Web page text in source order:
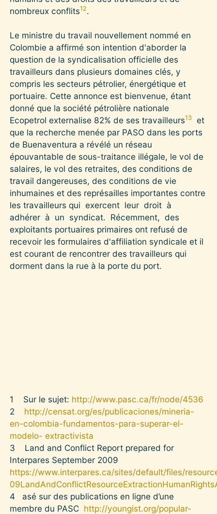
nombreux conflits12.
Le ministre du travail nouvellement nommé en
Colombie a affirmé son intention d'aborder la
question de la syndicalisation officielle des
travailleurs dans plusieurs domaines clés, y
compris les secteurs pétrolier, énergétique et
portuaire. Cette annonce est bienvenue, étant
donné que la société pétrolière nationale
Ecopetrol externalise 82% de ses travailleurs13
et
que la recherche menée par PASO dans les ports
de Buenaventura a révélé un réseau
épouvantable de sous-traitance illégale, le vol de
salaires, le vol des retraites, des conditions de
travail dangereuses, des conditions de vie
inhumaines et des représailles importantes contre
les travailleurs qui exercent leur droit à
adhérer à un syndicat. Récemment, des
exploitants portuaires primaires ont refusé de
recevoir les formulaires d'affiliation syndicale et il
est courant de rencontrer des travailleurs qui
dorment dans la rue à la porte du port.
1 Sur le sujet: http://www.pasc.ca/fr/node/4536
2
http://censat.org/es/publicaciones/mineria-
en-colombia-fundamentos-para-superar-el-
modelo- extractivista
3
Land and Conflict Report prepared for
Interpares September 2009
https://www.interpares.ca/sites/default/files/
4
asé sur des publications en ligne d’une
membre du PASC http://youngist.org/popular-